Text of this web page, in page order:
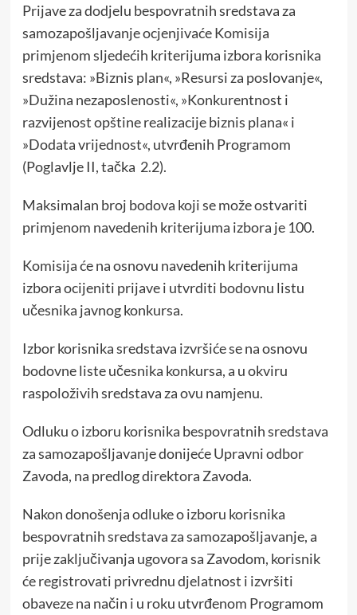
Prijave za dodjelu bespovratnih sredstava za
samozapošljavanje ocjenjivaće Komisija
primjenom sljedećih kriterijuma izbora korisnika
sredstava: »Biznis plan«, »Resursi za poslovanje«,
»Dužina nezaposlenosti«, »Konkurentnost i
razvijenost opštine realizacije biznis plana« i
»Dodata vrijednost«, utvrđenih Programom
(Poglavlje II, tačka 2.2).
Maksimalan broj bodova koji se može ostvariti
primjenom navedenih kriterijuma izbora je 100.
Komisija će na osnovu navedenih kriterijuma
izbora ocijeniti prijave i utvrditi bodovnu listu
učesnika javnog konkursa.
Izbor korisnika sredstava izvršiće se na osnovu
bodovne liste učesnika konkursa, a u okviru
raspoloživih sredstava za ovu namjenu.
Odluku o izboru korisnika bespovratnih sredstava
za samozapošljavanje donijeće Upravni odbor
Zavoda, na predlog direktora Zavoda.
Nakon donošenja odluke o izboru korisnika
bespovratnih sredstava za samozapošljavanje, a
prije zaključivanja ugovora sa Zavodom, korisnik
će registrovati privrednu djelatnost i izvršiti
obaveze na način i u roku utvrđenom Programom